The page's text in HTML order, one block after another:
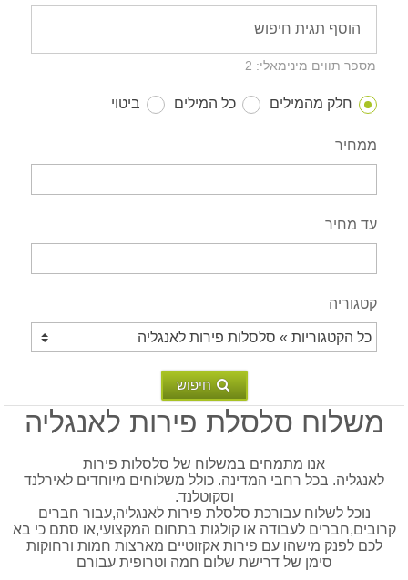
מספר תווים מינימאלי: 2
חלק מהמילים כל המילים ביטוי
ממחיר
עד מחיר
קטגוריה
חיפוש
משלוח סלסלת פירות לאנגליה
אנו מתמחים במשלוח של סלסלות פירות
לאנגליה. בכל רחבי המדינה. כולל משלוחים מיוחדים לאירלנד
וסקוטלנד.
נוכל לשלוח עבורכת סלסלת פירות לאנגליה,עבור חברים
קרובים,חברים לעבודה או קולגות בתחום המקצועי,או סתם כי בא
לכם לפנק מישהו עם פירות אקזוטיים מארצות חמות ורחוקות
סימן של דרישת שלום חמה וטרופית עבורם